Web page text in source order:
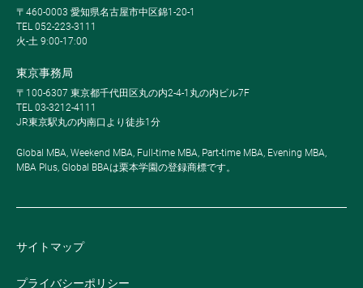
〒460-0003 愛知県名古屋市中区錦1-20-1
TEL 052-223-3111
火-土 9:00-17:00
東京事務局
〒100-6307 東京都千代田区丸の内2-4-1丸の内ビル7F
TEL 03-3212-4111
JR東京駅丸の内南口より徒歩1分
Global MBA, Weekend MBA, Full-time MBA, Part-time MBA, Evening MBA,
MBA Plus, Global BBAは栗本学園の登録商標です。
サイトマップ
プライバシーポリシー